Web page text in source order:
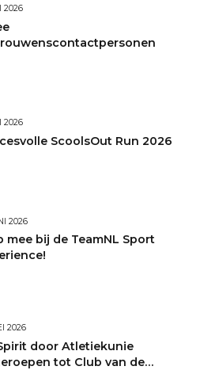
2026
2026
ScoolsOut Run 2026
2026
mee bij de TeamNL Sport
2026
door Atletiekunie
tot Club van de